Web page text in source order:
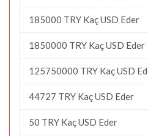
185000 TRY Kaç USD Eder
1850000 TRY Kaç USD Eder
125750000 TRY Kaç USD
44727 TRY Kaç USD Eder
50 TRY Kaç USD Eder